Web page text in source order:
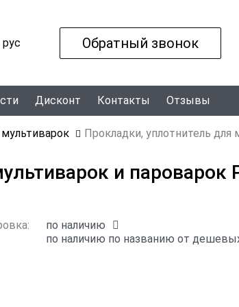
рус Обратный звонок
Дисконт Контакты Отзывы
Прокладки, уплотнитель для
и пароварок
по наличию
по наличию по названию от